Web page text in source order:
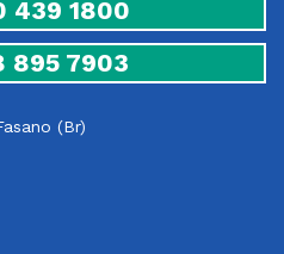
439 1800
895 7903
(Br)